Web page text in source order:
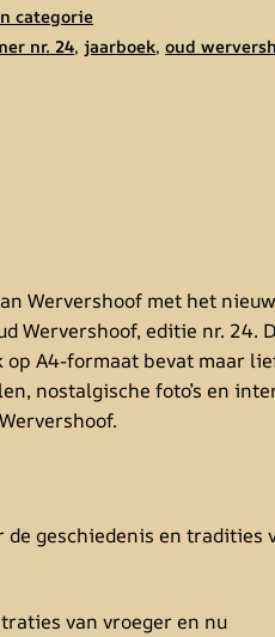
a
categorie
nr. 24,jaarboek,oud
Wervershoof met het
Wervershoof, editie nr. 24.
A4-formaat bevat maar
nostalgische foto’s en
de geschiedenis en tradities
van vroeger en nu